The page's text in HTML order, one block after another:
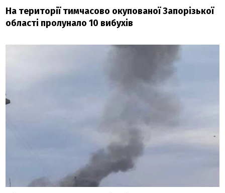
На території тимчасово окупованої Запорізької
області пролунало 10 вибухів